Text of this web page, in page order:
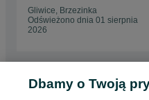
ozdobna
Gliwice, Brzezinka
Odświeżono dnia 01 sierpnia
2026
Strona główna Budowa i Remont
Dbamy o Twoją